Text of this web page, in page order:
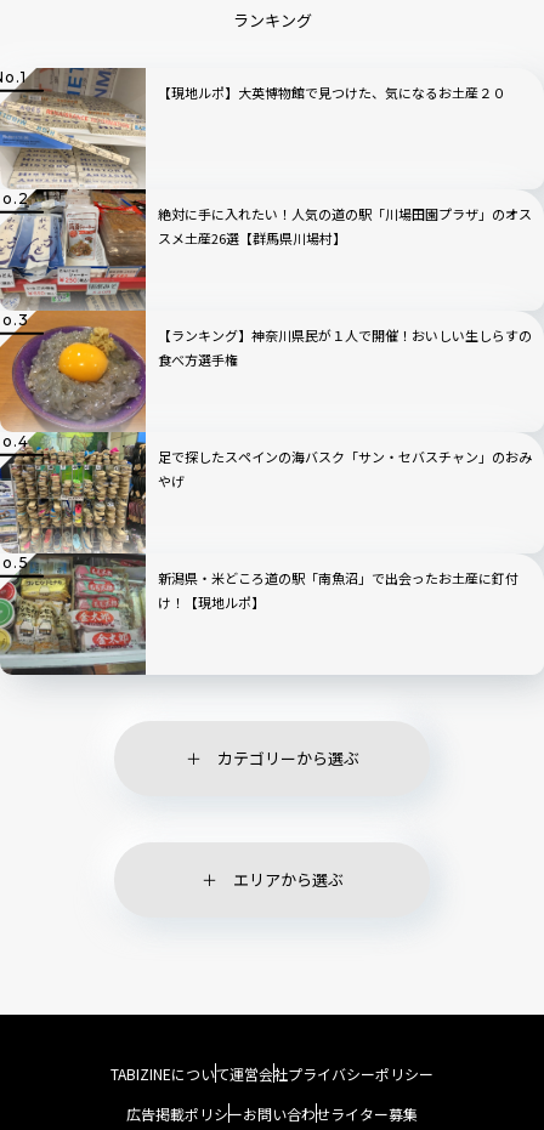
ランキング
【現地ルポ】大英博物館で見つけた、気になるお土産２０
絶対に手に入れたい！人気の道の駅「川場田園プラザ」のオス
スメ土産26選【群馬県川場村】
【ランキング】神奈川県民が１人で開催！おいしい生しらすの
食べ方選手権
足で探したスペインの海バスク「サン・セバスチャン」のおみ
やげ
新潟県・米どころ道の駅「南魚沼」で出会ったお土産に釘付
け！【現地ルポ】
カテゴリーから選ぶ
エリアから選ぶ
TABIZINEについて運営会社プライバシーポリシー
広告掲載ポリシーお問い合わせライター募集